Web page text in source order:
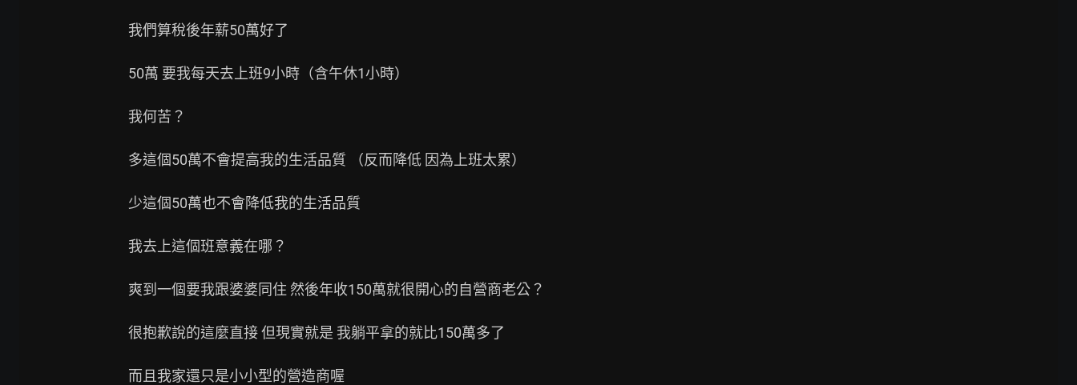
我們算稅後年薪50萬好了
50萬 要我每天去上班9小時（含午休1小時）
我何苦？
多這個50萬不會提高我的生活品質 （反而降低 因為上班太累）
少這個50萬也不會降低我的生活品質
我去上這個班意義在哪？
爽到一個要我跟婆婆同住 然後年收150萬就很開心的自營商老公？
很抱歉說的這麼直接 但現實就是 我躺平拿的就比150萬多了
而且我家還只是小小型的營造商喔